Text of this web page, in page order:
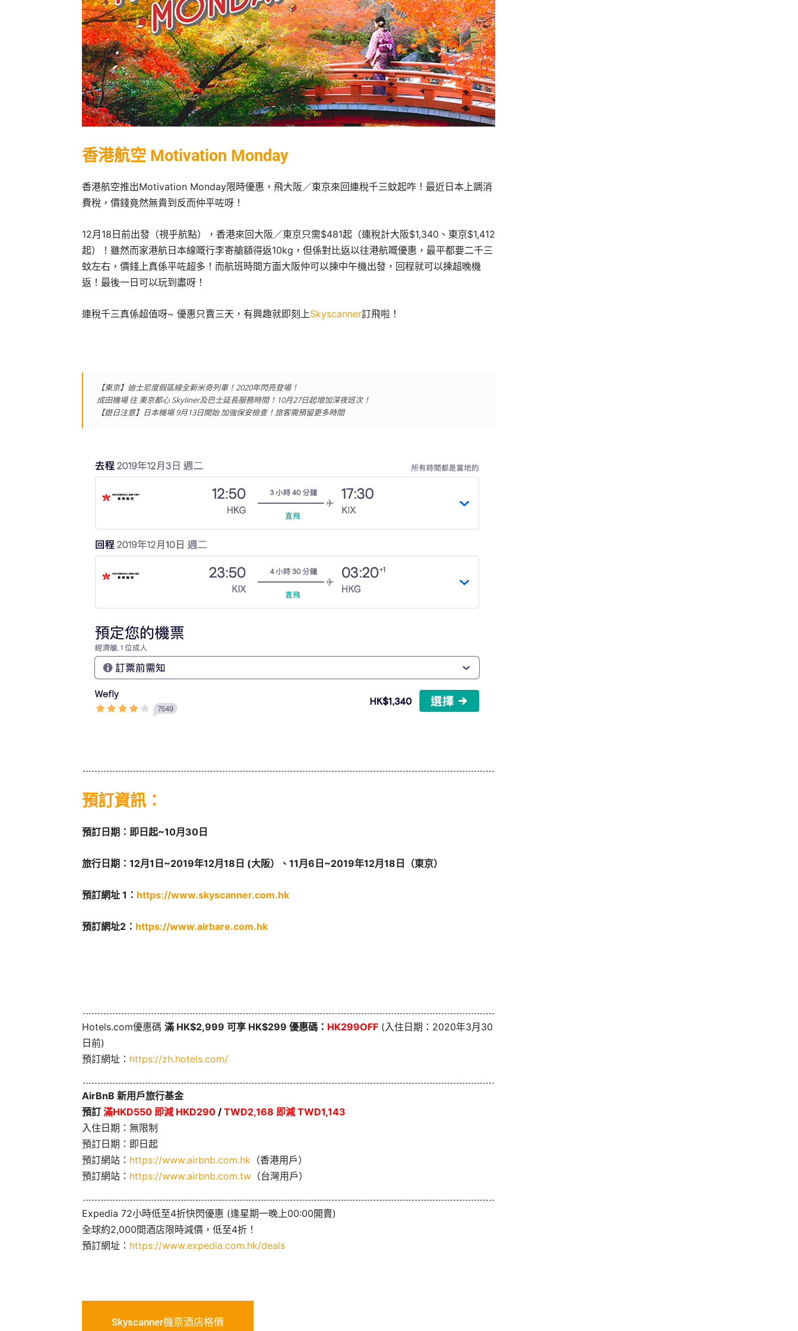
香港航空 Motivation Monday
香港航空推出Motivation Monday限時優惠，飛大阪／東京來回連稅千三蚊起咋！最近日本上調消
費稅，價錢竟然無貴到反而仲平咗呀！
12月18日前出發（視乎航點），香港來回大阪／東京只需$481起（連稅計大阪$1,340、東京$1,412
起）！雖然而家港航日本線嘅行李寄艙額得返10kg，但係對比返以往港航嘅優惠，最平都要二千三
蚊左右，價錢上真係平咗超多！而航班時間方面大阪仲可以揀中午機出發，回程就可以揀超晚機
返！最後一日可以玩到盡呀！
連稅千三真係超值呀~ 優惠只賣三天，有興趣就即刻上Skyscanner訂飛啦！
【東京】迪士尼度假區線全新米奇列車！2020年閃亮登場！
成田機場 往 東京都心 Skyliner及巴士延長服務時間！10月27日起增加深夜班次！
【遊日注意】日本機場 9月13日開始 加強保安檢查！旅客需預留更多時間
預訂資訊：
預訂日期：即日起~10月30日
旅行日期：12月1日~2019年12月18日 (大阪）、11月6日~2019年12月18日（東京）
預訂網址 1： https://www.skyscanner.com.hk
預訂網址2： https://www.airbare.com.hk
Hotels.com優惠碼 滿 HK$2,999 可享 HK$299 優惠碼： HK299OFF (入住日期：2020年3月30
日前)
預訂網址： https://zh.hotels.com/
AirBnB 新用戶旅行基金
預訂 滿HKD550 即減 HKD290 / TWD2,168 即減 TWD1,143
入住日期：無限制
預訂日期：即日起
預訂網站： https://www.airbnb.com.hk （香港用戶）
預訂網站： https://www.airbnb.com.tw （台灣用戶）
Expedia 72小時低至4折快閃優惠 (逢星期一晚上00:00開賣)
全球約2,000間酒店限時減價，低至4折！
預訂網址： https://www.expedia.com.hk/deals
Skyscanner機票酒店格價